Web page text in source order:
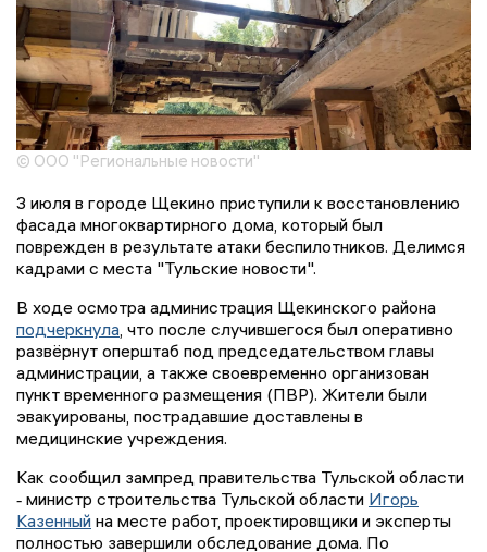
© ООО "Региональные новости"
3 июля в городе Щекино приступили к восстановлению
фасада многоквартирного дома, который был
поврежден в результате атаки беспилотников. Делимся
кадрами с места "Тульские новости".
В ходе осмотра администрация Щекинского района
подчеркнула , что после случившегося был оперативно
развёрнут оперштаб под председательством главы
администрации, а также своевременно организован
пункт временного размещения (ПВР). Жители были
эвакуированы, пострадавшие доставлены в
медицинские учреждения.
Как сообщил зампред правительства Тульской области
‑ министр строительства Тульской области Игорь
Казенный на месте работ, проектировщики и эксперты
полностью завершили обследование дома. По